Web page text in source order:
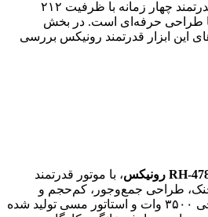
رونیکس، دارای یک موتور قدرتمند چهار زمانه با ظرفیت ۲۱۲
طراحی حرفه‌ای است. در بخش
این ابزار قدرتمند رونیکس بررسی
RH- رونیکس، با موتور قدرتمند
هوا خنک، طراحی جمع‌وجور، کم‌حجم و
بی‌صدا با حداکثر توان خروجی ۳۵۰۰ وات و استاتور مسی تولید شده